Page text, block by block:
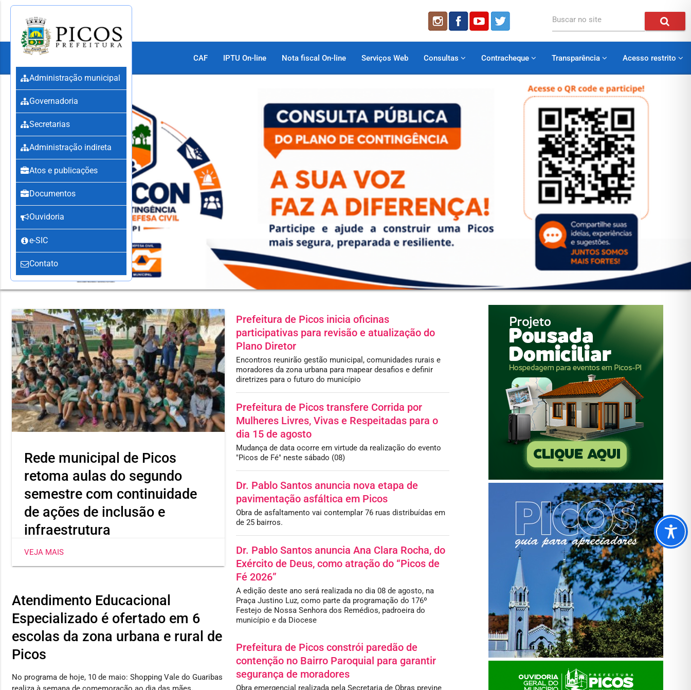
Administração municipal
Governadoria
Secretarias
Administração indireta
Atos e publicações
Documentos
Ouvidoria
e-SIC
Contato
Buscar no site
CAF IPTU On-line Nota fiscal On-line Serviços Web Consultas Contracheque Transparência Acesso restrito
Rede municipal de Picos
retoma aulas do segundo
semestre com continuidade
de ações de inclusão e
infraestrutura
As aulas da rede municipal de Picos retornaram nesta
VEJA MAIS
Atendimento Educacional
Especializado é ofertado em 6
escolas da zona urbana e rural de
Picos
No programa de hoje, 10 de maio: Shopping Vale do Guaribas
Prefeitura de Picos inicia oficinas
participativas para revisão e atualização do
Plano Diretor
Encontros reunirão gestão municipal, comunidades rurais e
moradores da zona urbana para mapear desafios e definir
diretrizes para o futuro do município
Prefeitura de Picos transfere Corrida por
Mulheres Livres, Vivas e Respeitadas para o
dia 15 de agosto
Mudança de data ocorre em virtude da realização do evento
"Picos de Fé" neste sábado (08)
Dr. Pablo Santos anuncia nova etapa de
pavimentação asfáltica em Picos
Obra de asfaltamento vai contemplar 76 ruas distribuídas em
de 25 bairros.
Dr. Pablo Santos anuncia Ana Clara Rocha, do
Exército de Deus, como atração do “Picos de
Fé 2026”
A edição deste ano será realizada no dia 08 de agosto, na
Praça Justino Luz, como parte da programação do 176º
Festejo de Nossa Senhora dos Remédios, padroeira do
município e da Diocese
Prefeitura de Picos constrói paredão de
contenção no Bairro Paroquial para garantir
segurança de moradores
Obra emergencial realizada pela Secretaria de Obras previne